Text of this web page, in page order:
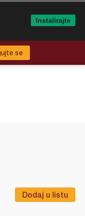
se
Dodaj u listu
Instalirajte